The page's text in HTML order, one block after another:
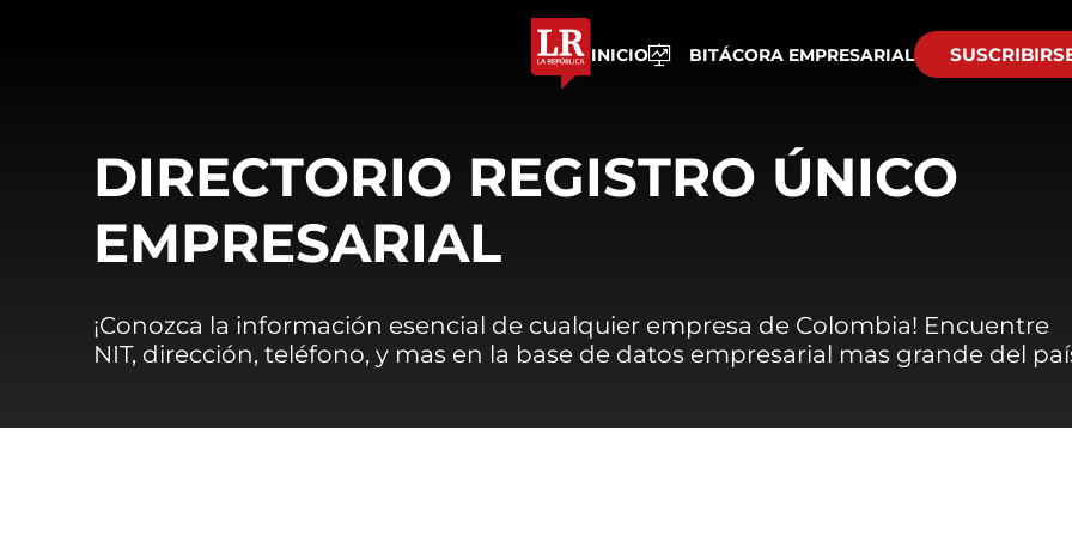
INICIO BITÁCORA EMPRESARIAL
DIRECTORIO REGISTRO ÚNICO
EMPRESARIAL
¡Conozca la información esencial de cualquier empresa de Colombia! Encuentre
NIT, dirección, teléfono, y mas en la base de datos empresarial mas grande del